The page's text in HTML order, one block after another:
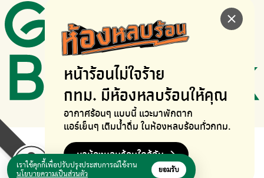
หน้าร้อนไม่ใจร้าย
กทม. มีห้องหลบร้อนให้คุณ
อากาศร้อนๆ แบบนี้ แวะมาพักตาก
แอร์เย็นๆ เติมน้ำดื่ม ในห้องหลบร้อนทั่วกทม.
หาห้องหลบร้อนใกล้ฉัน
เราใช้คุกกี้เพื่อปรับปรุงประสบการณ์ใช้งาน
นโยบายความเป็นส่วนตัว
ยอมรับ